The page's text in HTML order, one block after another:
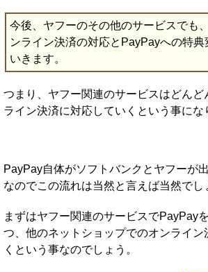
今後、ヤフーのその他のサービスでも
ンライン決済の対応とPayPayへの特典
いきます。
つまり、ヤフー関連のサービスはどんど
ライン決済に対応していくという事にな
PayPay自体がソフトバンクとヤフーが
なのでこの流れは当然と言えば当然でし
まずはヤフー関連のサービスでPayPay
つ、他のネットショップでのオンライン
くという事なのでしょう。